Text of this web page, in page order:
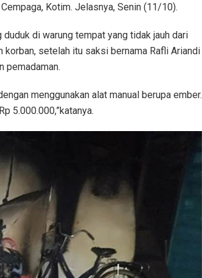
Kotim. Jelasnya, Senin (11/10).
di warung tempat yang tidak jauh dari
korban, setelah itu saksi bernama Rafli Ariandi
pemadaman.
menggunakan alat manual berupa ember.
5.000.000,”katanya.